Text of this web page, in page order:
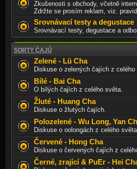
Zkušenosti s obchody, včetně
Zdržte se prosím reklam, viz.
Srovnávací testy a degustace
Srovnávací testy, degustace a
SORTY ČAJŮ
Zelené - Lü Cha
Diskuse o zelených čajích z celého
Bílé - Bai Cha
O bílých čajích z celého světa.
Žluté - Huang Cha
Diskuse o žlutých čajích.
Polozelené - Wu Long, Yan
Diskuse o oolongách z celého světa.
Červené - Hong Cha
Diskuse o červených čajích z
Černé, zrající & PuEr - Hei